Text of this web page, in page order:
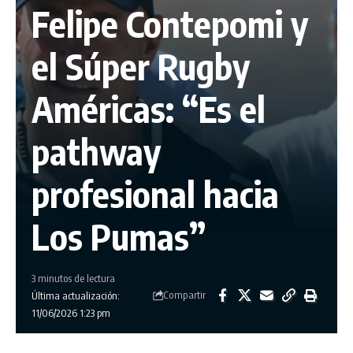
Felipe Contepomi y
el Súper Rugby
Américas: “Es el
pathway
profesional hacia
Los Pumas”
Última actualización:
11/06/2026 1:23 pm
3 minutos de lectura
Compartir